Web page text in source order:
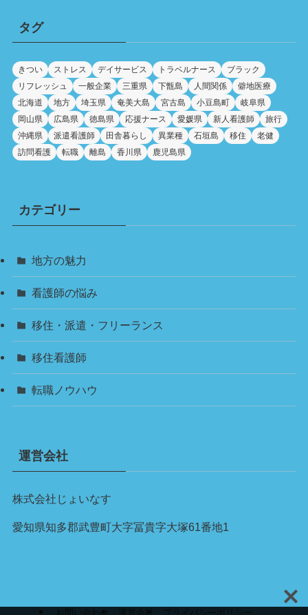
タグ
きつい ストレス デイサービス トラベルナース
ブラック
リフレッシュ
一般企業 三重県 下甑島 人間関係
僻地医療
北海道
地方 埼玉県 奄美大島 宮古島 小豆島町
岐阜県
岡山県
広島県 徳島県 応援ナース 愛媛県 新人看護師
旅行
沖縄県
派遣看護師 田舎暮らし 異業種 石垣島 移住
老健
訪問看護
転職 離島 香川県 鹿児島県
カテゴリー
地方の魅力
看護師の悩み
移住・派遣・フリーランス
移住看護師
転職ノウハウ
運営会社
株式会社じょいなす
愛知県知多郡武豊町大字冨貴字大塚61番地1
お問い合わせ 運営会社 プライバシーポリシー